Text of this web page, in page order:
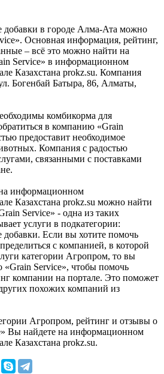
в городе Алма-Ата можно
Основная информация, рейтинг,
– всё это можно найти на
Service» в информационном
Казахстана prokz.su. Компания
Богенбай Батыра, 86, Алматы,
комбикорма для
в компанию «Grain
предоставит необходимое
Компания с радостью
связанными с поставками
информационном
Казахстана prokz.su можно найти
Service» - одна из таких
услуги в подкатегории:
Если вы хотите помочь
с компанией, в которой
категории Агропром, то вы
«Grain Service», чтобы помочь
компании на портале. Это поможет
похожих компаний из
Агропром, рейтинг и отзывы о
Вы найдете на информационном
Казахстана prokz.su.